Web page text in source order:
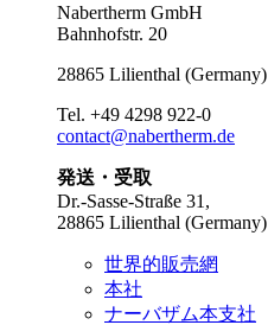
Nabertherm GmbH
Bahnhofstr. 20
28865 Lilienthal (Germany)
Tel. +49 4298 922-0
contact@nabertherm.de
発送・受取
Dr.-Sasse-Straße 31,
28865 Lilienthal (Germany)
世界的販売網
本社
ナーバザム本支社